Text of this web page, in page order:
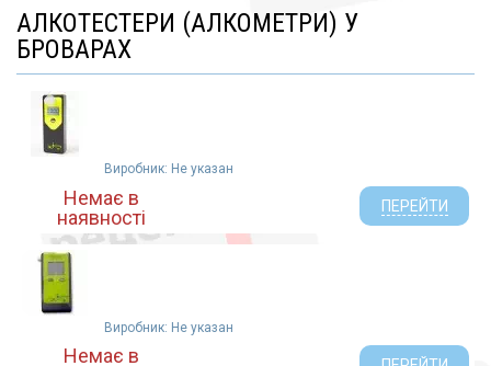
АЛКОТЕСТЕРИ (АЛКОМЕТРИ) У
БРОВАРАХ
Виробник: Не указан
Немає в
наявності
ПЕРЕЙТИ
Виробник: Не указан
Немає в